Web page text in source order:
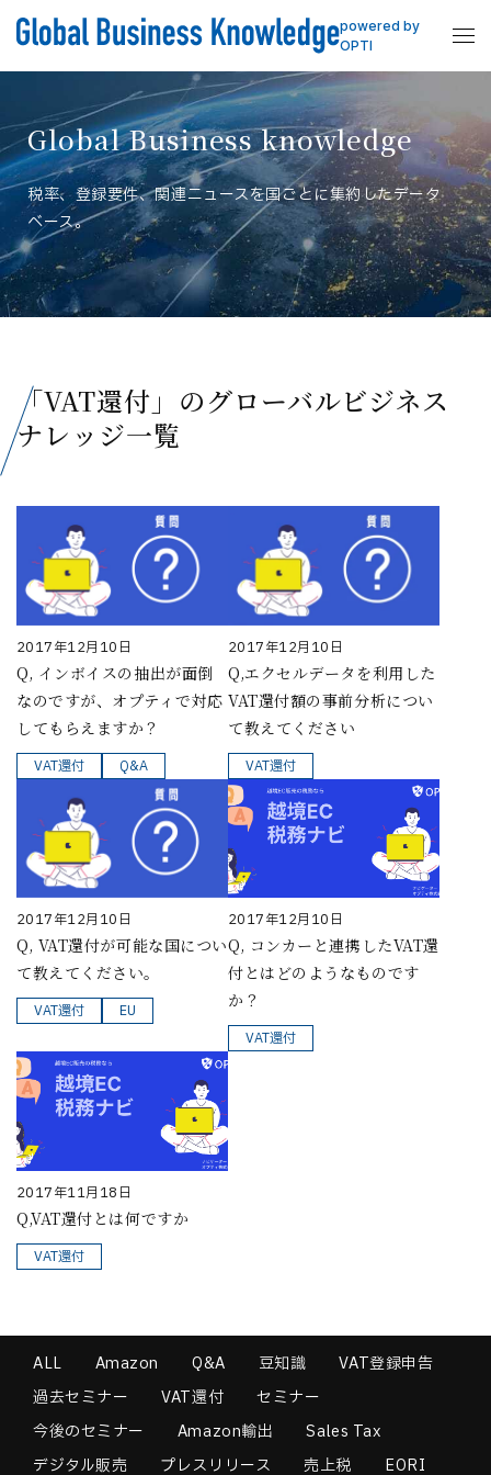
powered by
OPTI
Global Business knowledge
税率、登録要件、関連ニュースを国ごとに集約したデータ
ベース。
「VAT還付」のグローバルビジネス
ナレッジ一覧
2017年12月10日
Q, インボイスの抽出が面倒
なのですが、オプティで対応
してもらえますか？
VAT還付 Q&A
2017年12月10日
Q,エクセルデータを利用した
VAT還付額の事前分析につい
て教えてください
VAT還付
2017年12月10日
Q, VAT還付が可能な国につい
て教えてください。
VAT還付 EU
2017年12月10日
Q, コンカーと連携したVAT還
付とはどのようなものです
か？
VAT還付
2017年11月18日
Q,VAT還付とは何ですか
VAT還付
ALL Amazon Q&A 豆知識
VAT登録申告
過去セミナー
VAT還付
セミナー
今後のセミナー
Amazon輸出
Sales Tax
デジタル販売
プレスリリース 売上税 EORI